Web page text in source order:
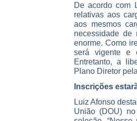
De acordo com
relativas aos
aos mesmos
necessidade de
enorme. Como
será vigente e
Entretanto, a
Plano Diretor
Inscrições
Luiz Afonso
União (DOU)